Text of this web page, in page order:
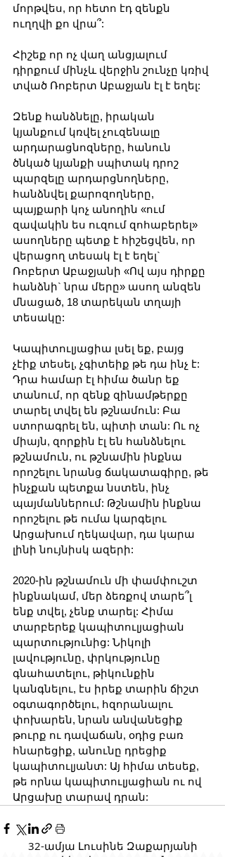
մորթվես, որ հետո էդ զենքն
ուղղվի քո վրա՞:
Հիշեք որ ոչ վաղ անցյալում
դիրքում մինչև վերջին շունչը կռիվ
տված Ռոբերտ Աբաջյան էլ է եղել:
Զենք հանձնելը, իրական
կյանքում կռվել չուզենալը
արդարացնոզները, հանուն
ծնկած կյանքի սպիտակ դրոշ
պարզելը արդարցնողները,
հանձնվել քարոզողները,
պայքարի կոչ անողին «ում
զավակին ես ուզում զոհաբերել»
ասողները պետք է հիշեցվեն, որ
վերացող տեսակ էլ է եղել`
Ռոբերտ Աբաջյանի «Ով այս դիրքը
հանձնի` նրա մերը» ասող անզեն
մնացած, 18 տարեկան տղայի
տեսակը:
Կապիտուլյացիա լսել եք, բայց
չէիք տեսել, չգիտեիք թե դա ինչ է:
Դրա համար էլ հիմա ծանր եք
տանում, որ զենք զինամթերքը
տարել տվել են թշնամուն: Բա
ստորագրել են, պիտի տան: Ու ոչ
միայն, զորքին էլ են հանձնելու
թշնամուն, ու թշնամին ինքնա
որոշելու նրանց ճակատագիրը, թե
ինչքան պետքա նստեն, ինչ
պայմաններում: Թշնամին ինքնա
որոշելու թե ումա կարգելու
Արցախում ղեկավար, դա կարա
լինի նույնիսկ ազերի:
2020-ին թշնամուն մի փամփուշտ
ինքնակամ, մեր ձեռքով տարե՞լ
ենք տվել, չենք տարել: Հիմա
տարբերեք կապիտուլյացիան
պարտությունից: Նիկոլի
լավությունը, փրկությունը
գնահատելու, թիկունքին
կանգնելու, էս իրեք տարին ճիշտ
օգտագործելու, հզորանալու
փոխարեն, նրան անվանեցիք
թուրք ու դավաճան, օդից բառ
հնարեցիք, անունը դրեցիք
կապիտուլյանտ: Այ հիմա տեսեք,
թե որնա կապիտուլյացիան ու ով
Արցախը տարավ դրան:
32-ամյա Լուսինե Զաքարյանի